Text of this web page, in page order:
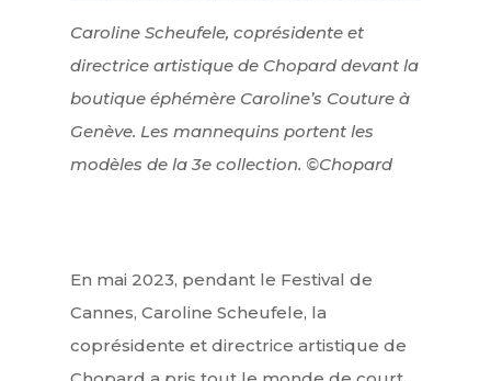
Caroline Scheufele, coprésidente et
directrice artistique de Chopard devant la
boutique éphémère Caroline’s Couture à
Genève. Les mannequins portent les
modèles de la 3e collection. ©Chopard
En mai 2023, pendant le Festival de
Cannes, Caroline Scheufele, la
coprésidente et directrice artistique de